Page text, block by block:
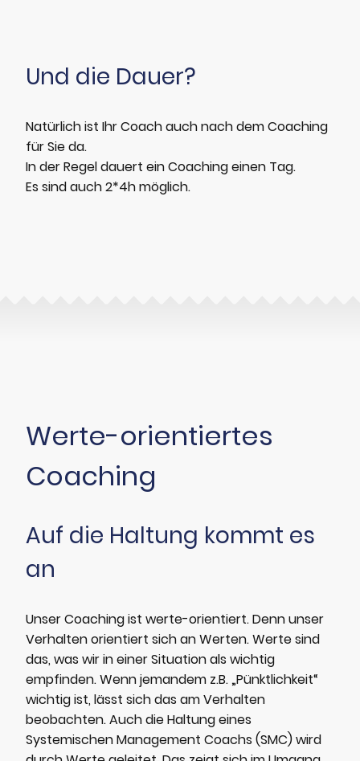
Und die Dauer?
Natürlich ist Ihr Coach auch nach dem Coaching
für Sie da.
In der Regel dauert ein Coaching einen Tag.
Es sind auch 2*4h möglich.
Werte-orientiertes
Coaching
Auf die Haltung kommt es
an
Unser Coaching ist werte-orientiert. Denn unser
Verhalten orientiert sich an Werten. Werte sind
das, was wir in einer Situation als wichtig
empfinden. Wenn jemandem z.B. „Pünktlichkeit“
wichtig ist, lässt sich das am Verhalten
beobachten. Auch die Haltung eines
Systemischen Management Coachs (SMC) wird